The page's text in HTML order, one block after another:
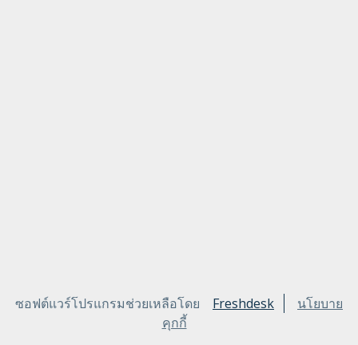
ซอฟต์แวร์โปรแกรมช่วยเหลือโดย Freshdesk
นโยบาย
คุกกี้